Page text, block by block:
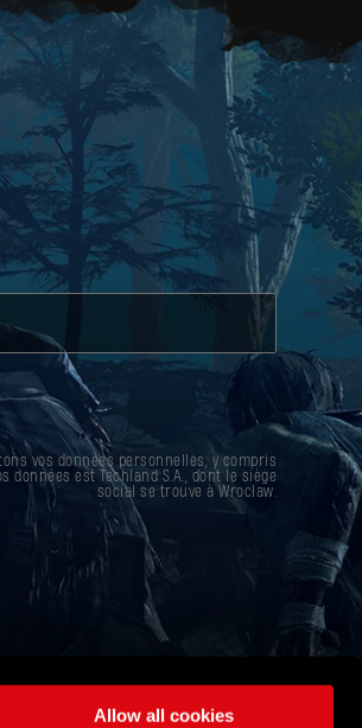
Allow all cookies
vos données personnelles, y compris
est Techland S.A., dont le siège
social se trouve à Wrocław.